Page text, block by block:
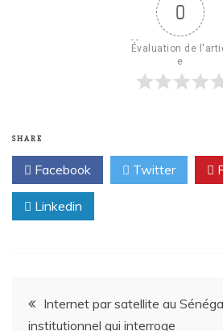
0
Évaluation de
e
SHARE
Facebook Twitter
Linkedin
Internet par satellite au
institutionnel qui interroge